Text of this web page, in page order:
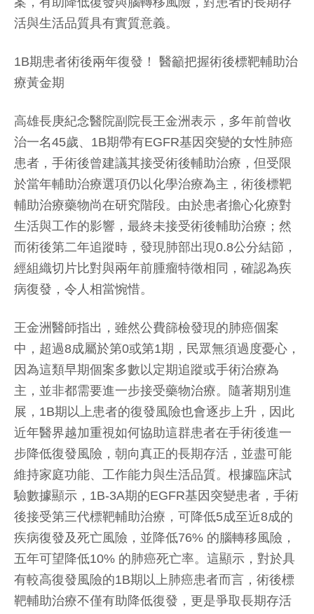
活與生活品質具有實質意義。
1B期患者術後兩年復發！ 醫籲把握術後標靶輔助治
療黃金期
高雄長庚紀念醫院副院長王金洲表示，多年前曾收
治一名45歲、1B期帶有EGFR基因突變的女性肺癌
患者，手術後曾建議其接受術後輔助治療，但受限
於當年輔助治療選項仍以化學治療為主，術後標靶
輔助治療藥物尚在研究階段。由於患者擔心化療對
生活與工作的影響，最終未接受術後輔助治療；然
而術後第二年追蹤時，發現肺部出現0.8公分結節，
經組織切片比對與兩年前腫瘤特徵相同，確認為疾
病復發，令人相當惋惜。
王金洲醫師指出，雖然公費篩檢發現的肺癌個案
中，超過8成屬於第0或第1期，民眾無須過度憂心，
因為這類早期個案多數以定期追蹤或手術治療為
主，並非都需要進一步接受藥物治療。隨著期別進
展，1B期以上患者的復發風險也會逐步上升，因此
近年醫界越加重視如何協助這群患者在手術後進一
步降低復發風險，朝向真正的長期存活，並盡可能
維持家庭功能、工作能力與生活品質。根據臨床試
驗數據顯示，1B-3A期的EGFR基因突變患者，手術
後接受第三代標靶輔助治療，可降低5成至近8成的
疾病復發及死亡風險，並降低76% 的腦轉移風險，
五年可望降低10% 的肺癌死亡率。這顯示，對於具
有較高復發風險的1B期以上肺癌患者而言，術後標
靶輔助治療不僅有助降低復發，更是爭取長期存活